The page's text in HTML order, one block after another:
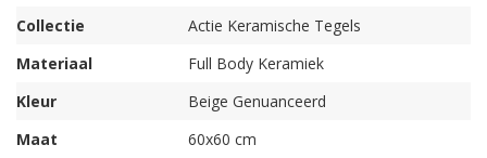
Collectie
Actie Keramische Tegels
Materiaal
Full Body Keramiek
Kleur
Beige Genuanceerd
Maat
60x60 cm